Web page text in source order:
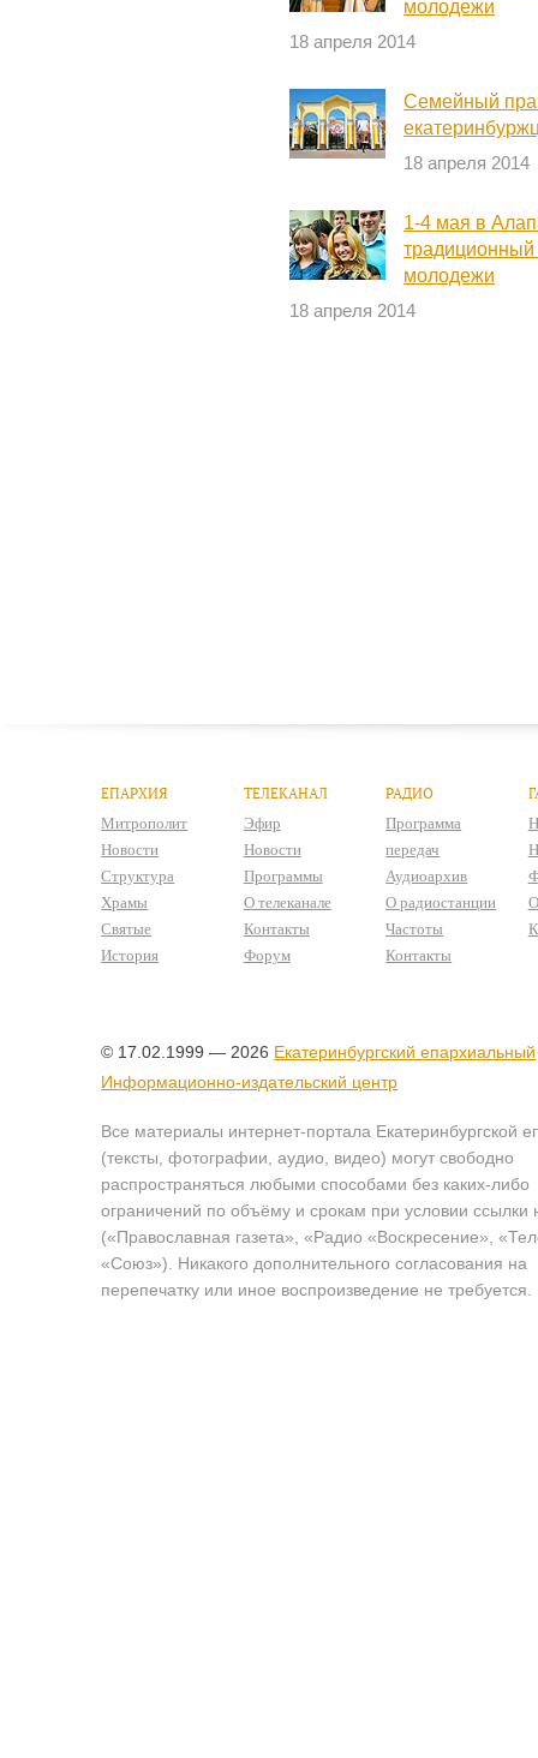
молодежи
18 апреля 2014
Семейный
18 апреля 2014
1-4 мая в
традиционный
молодежи
18 апреля 2014
ЕПАРХИЯ
Митрополит
Новости
Структура
Храмы
Святые
История
ТЕЛЕКАНАЛ
Эфир
Новости
Программы
О телеканале
Контакты
Форум
РАДИО
Программа
передач
Аудиоархив
О радиостанции
Частоты
Контакты
© 17.02.1999 — 2026 Екатеринбургский епархиальный
Информационно-издательский центр
Все материалы интернет-портала Екатеринбургской
(тексты, фотографии, аудио, видео) могут свободно
распространяться любыми способами без каких-либо
ограничений по объёму и срокам при условии ссылки
(«Православная газета», «Радио «Воскресение»,
«Союз»). Никакого дополнительного согласования на
перепечатку или иное воспроизведение не требуется.